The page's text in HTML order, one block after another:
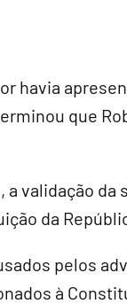
havia
que
a validação
da
pelos
à